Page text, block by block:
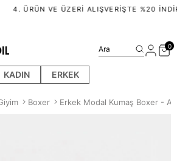
4. ÜRÜN VE ÜZERI ALIŞVERIŞTE %20
KADIN ERKEK
Ara 0
Boxer Erkek Modal Kumaş Boxer -